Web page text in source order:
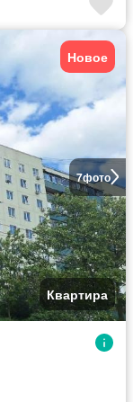
7фото
Новое
Квартира